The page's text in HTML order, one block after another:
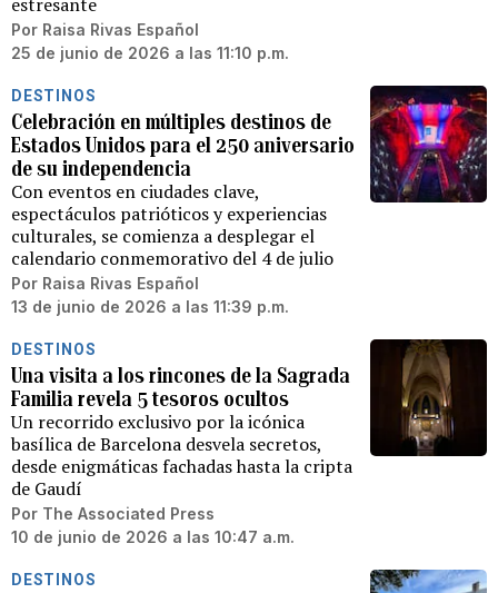
Por Raisa Rivas Español
25 de junio de 2026 a las 11:10 p.m.
DESTINOS
Celebración en múltiples destinos de
Estados Unidos para el 250 aniversario
de su independencia
Con eventos en ciudades clave,
espectáculos patrióticos y experiencias
culturales, se comienza a desplegar el
calendario conmemorativo del 4 de julio
Por Raisa Rivas Español
13 de junio de 2026 a las 11:39 p.m.
DESTINOS
Una visita a los rincones de la Sagrada
Familia revela 5 tesoros ocultos
Un recorrido exclusivo por la icónica
basílica de Barcelona desvela secretos,
desde enigmáticas fachadas hasta la cripta
de Gaudí
Por The Associated Press
10 de junio de 2026 a las 10:47 a.m.
DESTINOS